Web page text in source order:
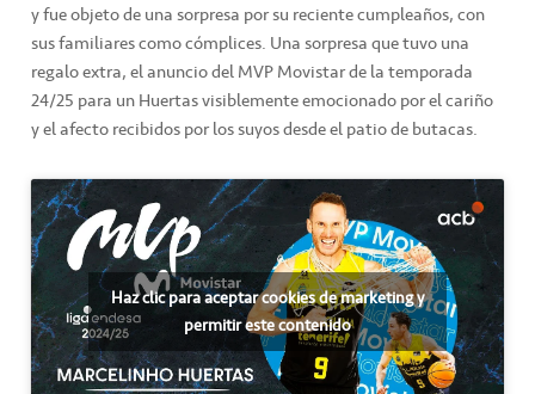
y fue objeto de una sorpresa por su reciente cumpleaños, con
sus familiares como cómplices. Una sorpresa que tuvo una
regalo extra, el anuncio del MVP Movistar de la temporada
24/25 para un Huertas visiblemente emocionado por el cariño
y el afecto recibidos por los suyos desde el patio de butacas.
Haz clic para aceptar cookies de marketing y
permitir este contenido